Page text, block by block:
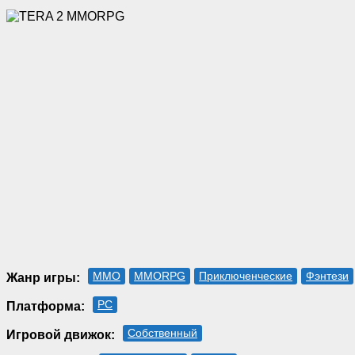
Жанр игры: MMO MMORPG Приключенческие Фэнтези
Платформа: PC
Игровой движок: Собственный